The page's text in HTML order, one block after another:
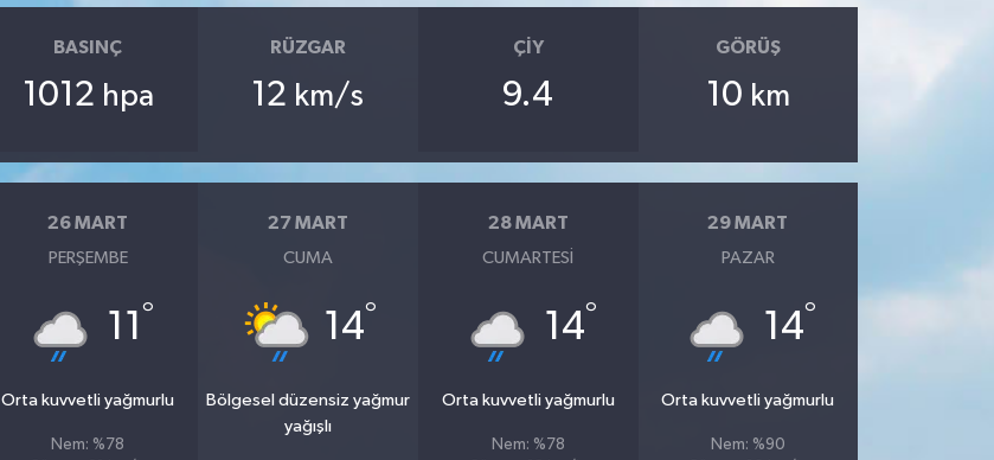
BASINÇ
1012 hpa
RÜZGAR
12 km/s
ÇIY
9.4
GÖRÜŞ
10 km
26 MART
PERŞEMBE
11 °
Orta kuvvetli yağmurlu
Nem: %78
27 MART
CUMA
14°
Bölgesel düzensiz yağmur
yağışlı
28 MART
CUMARTESI
14°
Orta kuvvetli yağmurlu
Nem: %78
29 MART
PAZAR
14°
Orta kuvvetli yağmurlu
Nem: %90